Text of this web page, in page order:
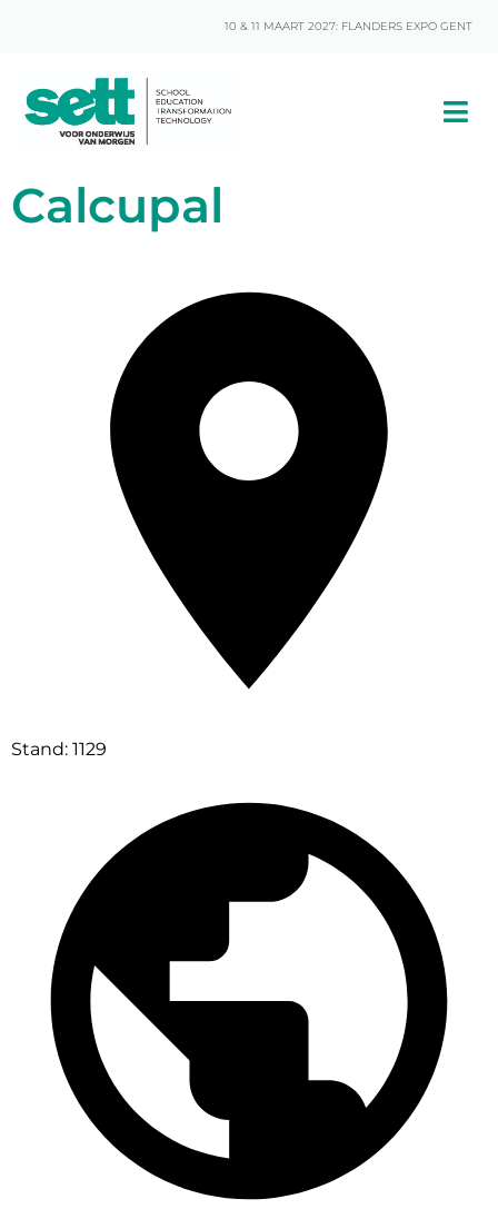
10 & 11 MAART 2027: FLANDERS EXPO GENT
Calcupal
Stand: 1129